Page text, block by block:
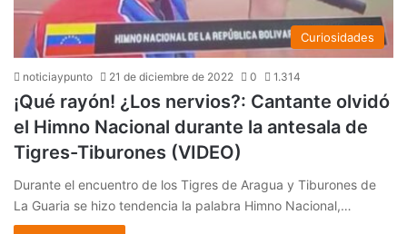
Curiosidades
noticiaypunto 21 de diciembre de 2022 0 1.314
¡Qué rayón! ¿Los nervios?: Cantante olvidó
el Himno Nacional durante la antesala de
Tigres-Tiburones (VIDEO)
Durante el encuentro de los Tigres de Aragua y Tiburones de
La Guaria se hizo tendencia la palabra Himno Nacional,…